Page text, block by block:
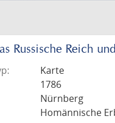
Russische Reich
Karte
1786
Nürnberg
Homännische